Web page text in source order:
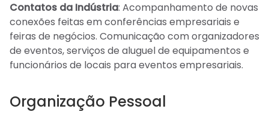
Contatos da Indústria: Acompanhamento de novas
conexões feitas em conferências empresariais e
feiras de negócios. Comunicação com organizadores
de eventos, serviços de aluguel de equipamentos e
funcionários de locais para eventos empresariais.
Organização Pessoal